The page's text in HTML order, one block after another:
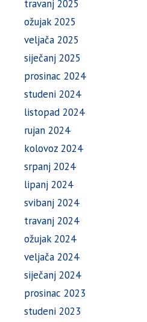
travanj 2025
ožujak 2025
veljača 2025
siječanj 2025
prosinac 2024
studeni 2024
listopad 2024
rujan 2024
kolovoz 2024
srpanj 2024
lipanj 2024
svibanj 2024
travanj 2024
ožujak 2024
veljača 2024
siječanj 2024
prosinac 2023
studeni 2023